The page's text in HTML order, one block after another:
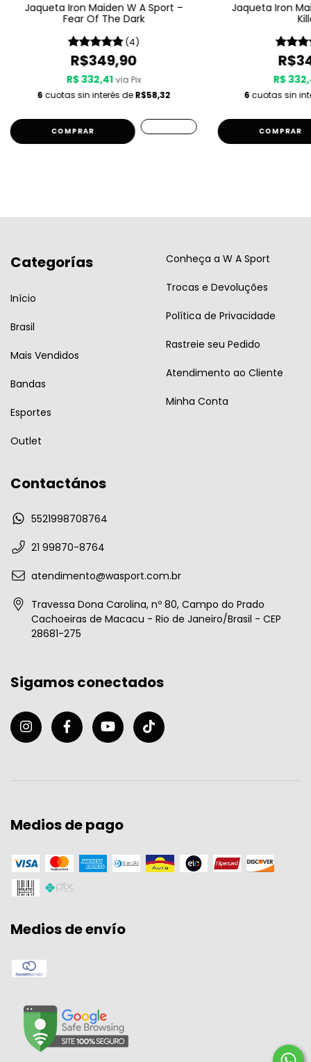
Jaqueta Iron Maiden W A Sport –
Fear Of The Dark
(4)
R$349,90
R$ 332,41 via Pix
6 cuotas sin interés deR$58,32
COMPRAR
Jaqueta Iron
R$
6 cuotas sin
COMPRAR
Categorías
Início
Brasil
Mais Vendidos
Bandas
Esportes
Outlet
Conheça a W A Sport
Trocas e Devoluções
Política de Privacidade
Rastreie seu Pedido
Atendimento ao Cliente
Minha Conta
Contactános
5521998708764
21 99870-8764
atendimento@wasport.com.br
Travessa Dona Carolina, nº 80, Campo do Prado
Cachoeiras de Macacu - Rio de Janeiro/Brasil - CEP
28681-275
Sigamos conectados
Medios de pago
Medios de envío